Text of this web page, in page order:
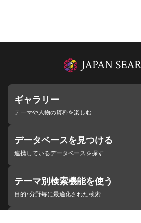
ギャラリー
テーマや人物の資料を楽しむ
データベースを見つける
連携しているデータベースを探す
テーマ別検索機能を使う
目的・分野毎に最適化された検索